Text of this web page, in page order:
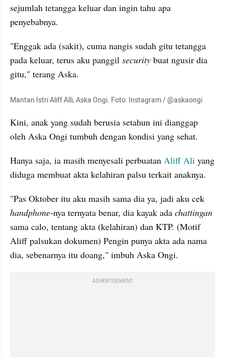
sejumlah tetangga keluar dan ingin tahu apa
penyebabnya.
"Enggak ada (sakit), cuma nangis sudah gitu tetangga
pada keluar, terus aku panggil security buat ngusir dia
gitu," terang Aska.
Mantan Istri Aliff Alli, Aska Ongi. Foto: Instagram / @askaongi
Kini, anak yang sudah berusia setahun ini dianggap
oleh Aska Ongi tumbuh dengan kondisi yang sehat.
Hanya saja, ia masih menyesali perbuatan Aliff Ali yang
diduga membuat akta kelahiran palsu terkait anaknya.
handphone-nya ternyata benar, dia kayak ada
sama calo, tentang akta (kelahiran) dan KTP. (Motif
Aliff palsukan dokumen) Pengin punya akta ada nama
dia, sebenarnya itu doang," imbuh Aska Ongi.
ADVERTISEMENT